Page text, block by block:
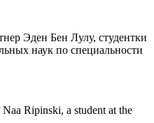
Эден Бен Лулу, студентки
наук по специальности